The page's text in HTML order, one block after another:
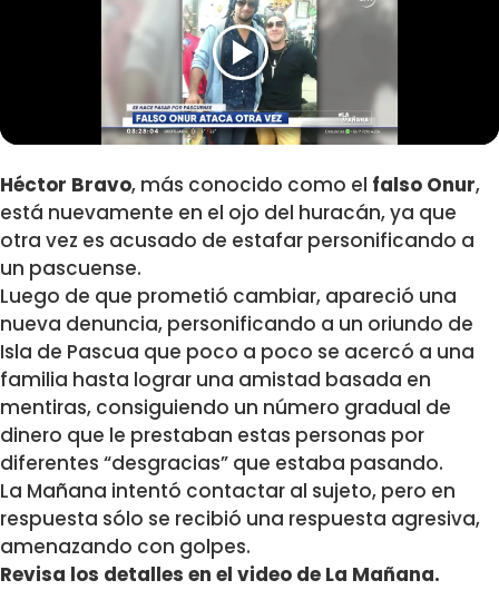
Héctor Bravo, más conocido como el falso Onur,
está nuevamente en el ojo del huracán, ya que
otra vez es acusado de estafar personificando a
un pascuense.
Luego de que prometió cambiar, apareció una
nueva denuncia, personificando a un oriundo de
Isla de Pascua que poco a poco se acercó a una
familia hasta lograr una amistad basada en
mentiras, consiguiendo un número gradual de
dinero que le prestaban estas personas por
diferentes “desgracias” que estaba pasando.
La Mañana intentó contactar al sujeto, pero en
respuesta sólo se recibió una respuesta agresiva,
amenazando con golpes.
Revisa los detalles en el video de La Mañana.